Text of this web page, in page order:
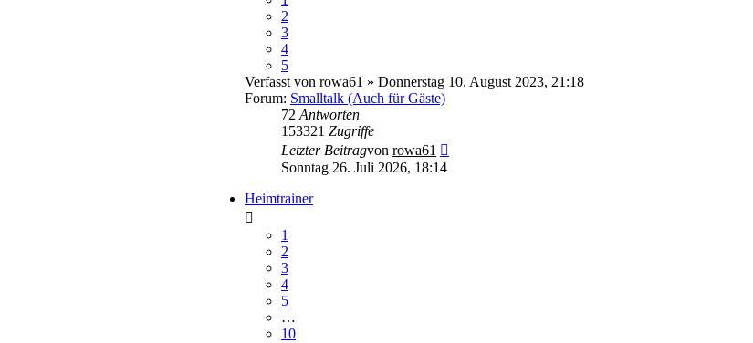
2
3
4
5
Verfasst von rowa61 » Donnerstag 10. August 2023, 21:18
Forum: Smalltalk (Auch für Gäste)
72 Antworten
153321 Zugriffe
Letzter Beitragvon rowa61
Sonntag 26. Juli 2026, 18:14
Heimtrainer
1
2
3
4
5
…
10